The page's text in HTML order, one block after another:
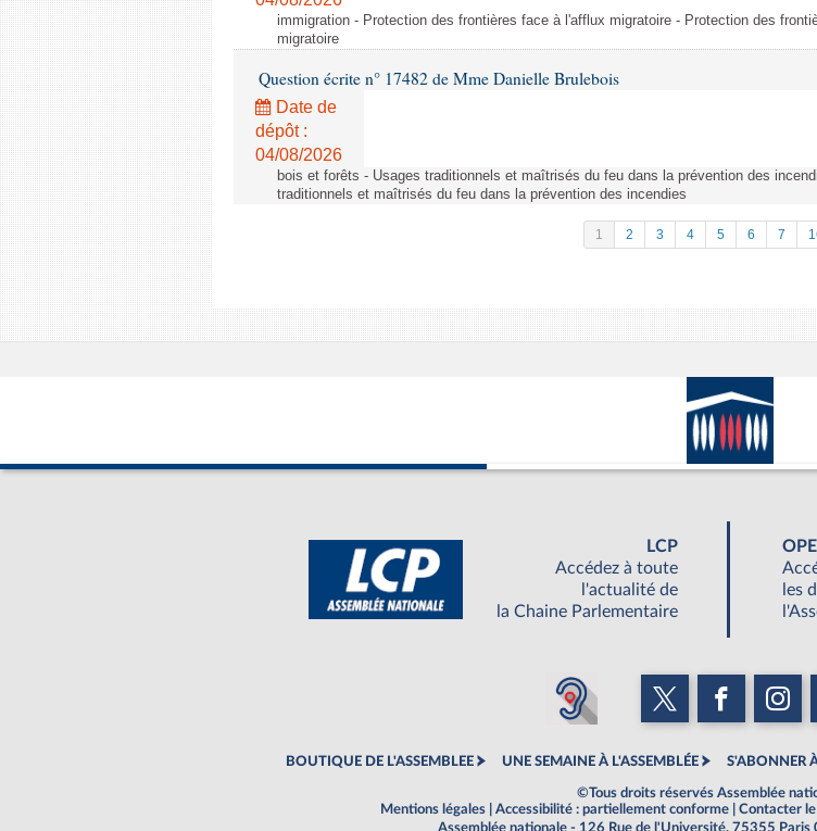
immigration - Protection des frontières face à l'afflux migratoire - Protection des
migratoire
Question écrite n° 17482 de Mme Danielle Brulebois
Date de
dépôt :
04/08/2026
bois et forêts - Usages traditionnels et maîtrisés du feu dans la prévention des
traditionnels et maîtrisés du feu dans la prévention des incendies
1 2 3 4 5 6 7
LCP
Accédez à toute
l'actualité de
la Chaine Parlementaire
les
BOUTIQUE DE L'ASSEMBLEE UNE SEMAINE À L'ASSEMBLÉE S'ABONNER
©Tous droits réservés Assemblée
Mentions légales
Accessibilité : partiellement conforme Contacter
Assemblée nationale - 126 Rue de l'Université, 75355